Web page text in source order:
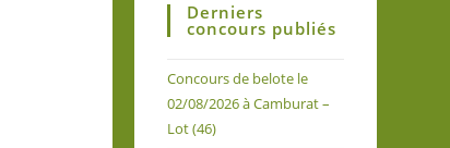
Derniers
concours publiés
Concours de belote le
02/08/2026 à Camburat –
Lot (46)